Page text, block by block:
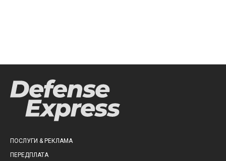
ПОСЛУГИ & РЕКЛАМА
ПЕРЕДПЛАТА